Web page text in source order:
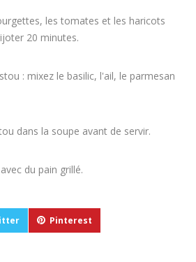
les tomates et les haricots
20 minutes.
: mixez le basilic, l'ail, le parmesan
dans la soupe avant de servir.
du pain grillé.
Pinterest